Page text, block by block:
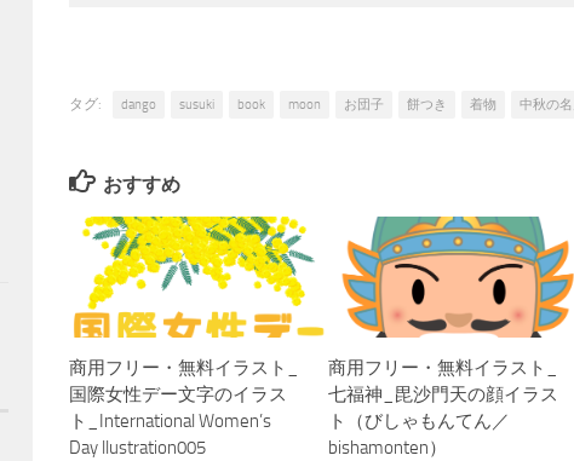
タグ: dango susuki book moon お団子 餅つき 着物 中秋の名
おすすめ
商用フリー・無料イラスト_
国際女性デー文字のイラス
ト_International Women’s
Day llustration005
商用フリー・無料イラスト_
七福神_毘沙門天の顔イラス
ト（びしゃもんてん／
bishamonten）